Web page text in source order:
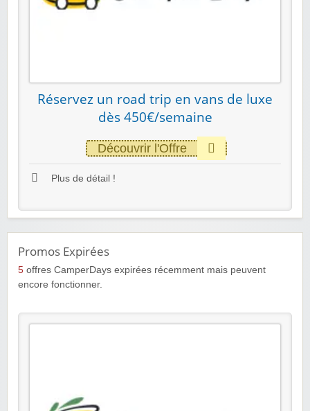
Réservez un road trip en vans de luxe
dès 450€/semaine
Découvrir l'Offre
Plus de détail !
Promos Expirées
5 offres CamperDays expirées récemment mais peuvent
encore fonctionner.